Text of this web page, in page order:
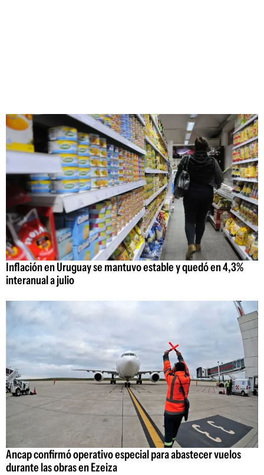
Inflación en Uruguay se mantuvo estable y quedó en 4,3%
interanual a julio
Ancap confirmó operativo especial para abastecer vuelos
durante las obras en Ezeiza